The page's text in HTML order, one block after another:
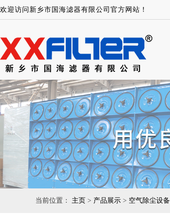
欢迎访问新乡市国海滤器有限公司官方网站！
当前位置： 主页 > 产品展示 > 空气除尘设备